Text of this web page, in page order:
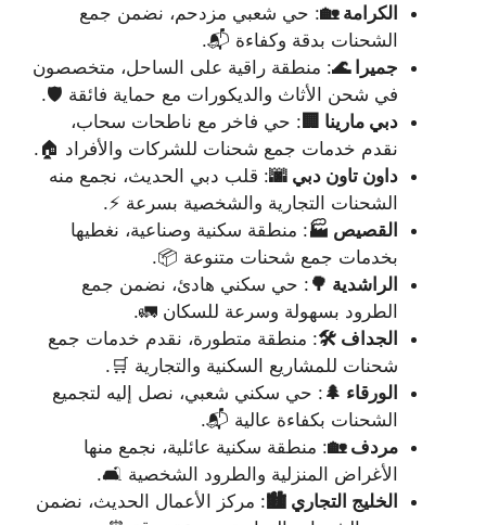
الكرامة 🏡: حي شعبي مزدحم، نضمن جمع
الشحنات بدقة وكفاءة 📬.
جميرا 🌊: منطقة راقية على الساحل، متخصصون
في شحن الأثاث والديكورات مع حماية فائقة 🛡️.
دبي مارينا 🏢 : حي فاخر مع ناطحات سحاب،
نقدم خدمات جمع شحنات للشركات والأفراد 🏠.
داون تاون دبي 🌆: قلب دبي الحديث، نجمع منه
الشحنات التجارية والشخصية بسرعة ⚡.
القصيص 🏭: منطقة سكنية وصناعية، نغطيها
بخدمات جمع شحنات متنوعة 📦.
الراشدية 🌳 : حي سكني هادئ، نضمن جمع
الطرود بسهولة وسرعة للسكان 🚛.
الجداف 🛠️: منطقة متطورة، نقدم خدمات جمع
شحنات للمشاريع السكنية والتجارية 🛒.
الورقاء 🌲 : حي سكني شعبي، نصل إليه لتجميع
الشحنات بكفاءة عالية 📬.
مردف 🏡: منطقة سكنية عائلية، نجمع منها
الأغراض المنزلية والطرود الشخصية 🛋️.
الخليج التجاري 🏙️: مركز الأعمال الحديث، نضمن